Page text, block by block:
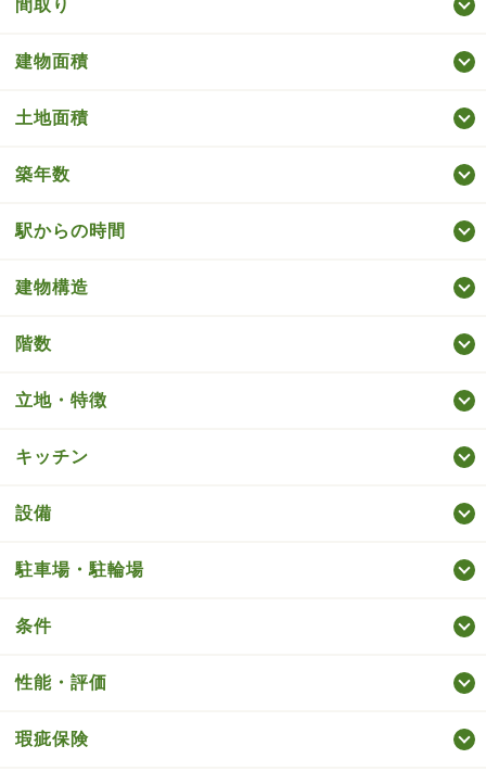
間取り
建物面積
土地面積
築年数
駅からの時間
建物構造
階数
立地・特徴
キッチン
設備
駐車場・駐輪場
条件
性能・評価
瑕疵保険